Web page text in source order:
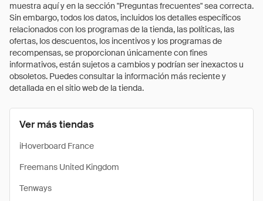
muestra aquí y en la sección "Preguntas frecuentes" sea correcta.
Sin embargo, todos los datos, incluidos los detalles específicos
relacionados con los programas de la tienda, las políticas, las
ofertas, los descuentos, los incentivos y los programas de
recompensas, se proporcionan únicamente con fines
informativos, están sujetos a cambios y podrían ser inexactos u
obsoletos. Puedes consultar la información más reciente y
detallada en el sitio web de la tienda.
Ver más tiendas
iHoverboard France
Freemans United Kingdom
Tenways